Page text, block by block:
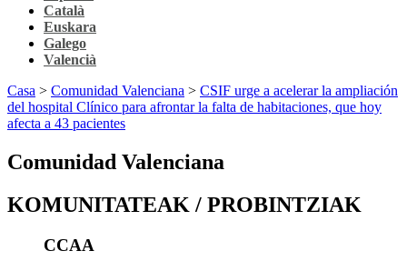
Català
Euskara
Galego
Valencià
Casa > Comunidad Valenciana > CSIF urge a acelerar la ampliación
del hospital Clínico para afrontar la falta de habitaciones, que hoy
afecta a 43 pacientes
Comunidad Valenciana
KOMUNITATEAK / PROBINTZIAK
CCAA